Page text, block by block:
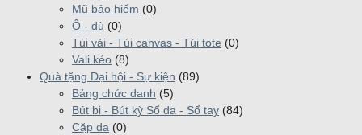
Mũ bảo hiểm (0)
Ô - dù (0)
Túi vải - Túi canvas - Túi tote (0)
Vali kéo (8)
Quà tặng Đại hội - Sự kiện (89)
Bảng chức danh (5)
Bút bi - Bút kỳ Sổ da - Sổ tay (84)
Cặp da (0)